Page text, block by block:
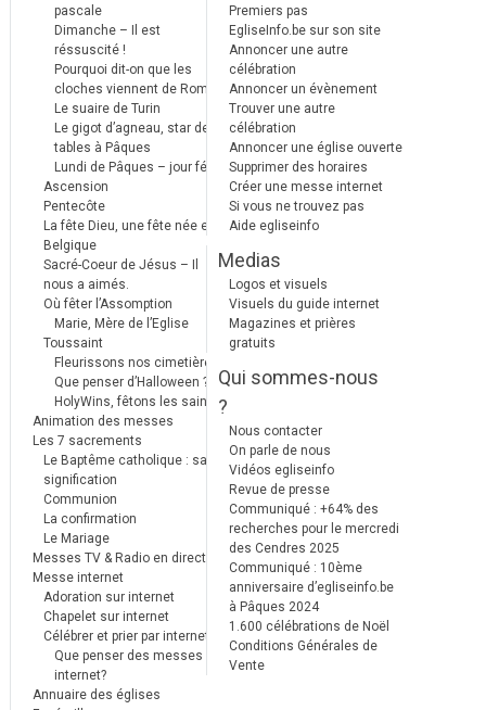
pascale
Dimanche – Il est
réssuscité !
Pourquoi dit-on que les
cloches viennent de Rome ?
Le suaire de Turin
Le gigot d’agneau, star des
tables à Pâques
Lundi de Pâques – jour férié
Ascension
Pentecôte
La fête Dieu, une fête née en
Belgique
Sacré-Coeur de Jésus – Il
nous a aimés.
Où fêter l’Assomption
Marie, Mère de l’Eglise
Toussaint
Fleurissons nos cimetières
Que penser d’Halloween ?
HolyWins, fêtons les saints !
Animation des messes
Les 7 sacrements
Le Baptême catholique : sa
signification
Communion
La confirmation
Le Mariage
Messes TV & Radio en direct
Messe internet
Adoration sur internet
Chapelet sur internet
Célébrer et prier par internet
Que penser des messes
internet?
Annuaire des églises
Premiers pas
EgliseInfo.be sur son site
Annoncer une autre
célébration
Annoncer un évènement
Trouver une autre
célébration
Annoncer une église ouverte
Supprimer des horaires
Créer une messe internet
Si vous ne trouvez pas
Aide egliseinfo
Medias
Logos et visuels
Visuels du guide internet
Magazines et prières
gratuits
Qui sommes-nous
?
Nous contacter
On parle de nous
Vidéos egliseinfo
Revue de presse
Communiqué : +64% des
recherches pour le mercredi
des Cendres 2025
Communiqué : 10ème
anniversaire d’egliseinfo.be
à Pâques 2024
1.600 célébrations de Noël
Conditions Générales de
Vente